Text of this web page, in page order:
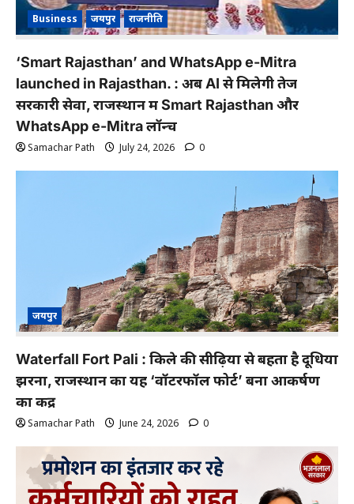
Business जयपुर राजनीति
‘Smart Rajasthan’ and WhatsApp e-Mitra
launched in Rajasthan. : अब AI से मिलेगी तेज
सरकारी सेवा, राजस्थान में Smart Rajasthan और
WhatsApp e-Mitra लॉन्च
Samachar Path July 24, 2026 0
जयपुर
Waterfall Fort Pali : किले की सीढ़ियों से बहता है दूधिया
झरना, राजस्थान का यह ‘वॉटरफॉल फोर्ट’ बना आकर्षण
का केंद्र
Samachar Path June 24, 2026 0